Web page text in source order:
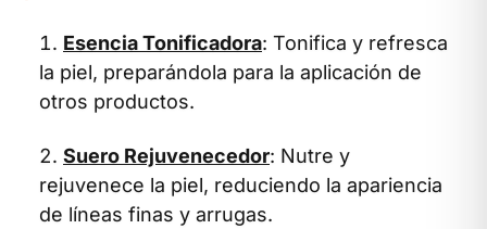
Esencia Tonificadora: Tonifica y refresca
la piel, preparándola para la aplicación de
otros productos.
Suero Rejuvenecedor: Nutre y
rejuvenece la piel, reduciendo la apariencia
de líneas finas y arrugas.